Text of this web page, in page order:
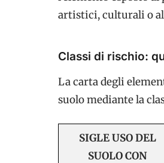
artistici, culturali o
Classi di rischio:
La carta degli
suolo mediante la
SIGLE USO DEL
SUOLO CON